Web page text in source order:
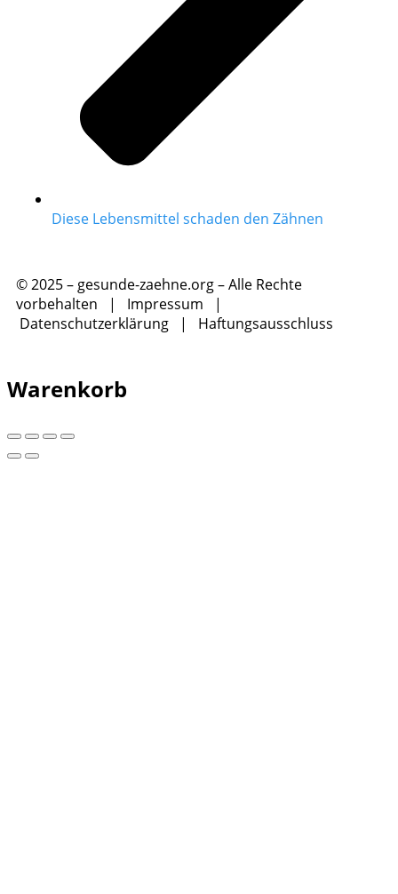
Diese Lebensmittel schaden den Zähnen
© 2025 – gesunde-zaehne.org – Alle Rechte
vorbehalten | Impressum |
Datenschutzerklärung | Haftungsausschluss
Warenkorb